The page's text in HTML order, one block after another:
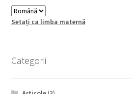
Setați ca limba maternă
Categorii